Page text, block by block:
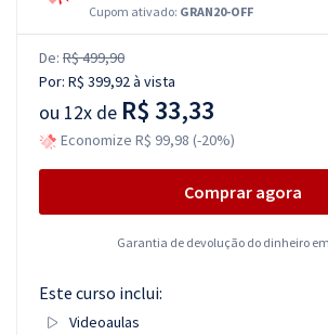
Cupom ativado: GRAN20-OFF
De: R$ 499,90
Por: R$ 399,92à vista
ou 12x de R$ 33,33
Economize R$ 99,98 (-20%)
Comprar agora
Garantia de devolução do dinheiro
Este curso inclui:
Videoaulas